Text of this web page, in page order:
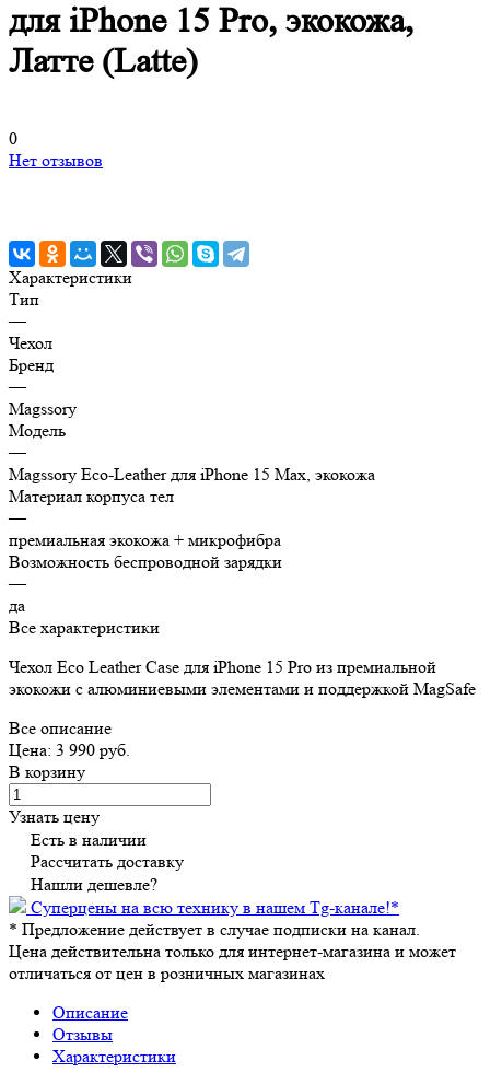
для iPhone 15 Pro, экокожа,
Латте (Latte)
0
Нет отзывов
Характеристики
Тип
—
Чехол
Бренд
—
Magssory
Модель
—
Magssory Eco-Leather для iPhone 15 Max, экокожа
Материал корпуса тел
—
премиальная экокожа + микрофибра
Возможность беспроводной зарядки
—
да
Все характеристики
Чехол Eco Leather Case для iPhone 15 Pro из премиальной
экокожи с алюминиевыми элементами и поддержкой MagSafe
Все описание
Цена: 3 990 руб.
В корзину
Узнать цену
Есть в наличии
Рассчитать доставку
Нашли дешевле?
Суперцены на всю технику в нашем Tg-канале!*
* Предложение действует в случае подписки на канал.
Цена действительна только для интернет-магазина и может
отличаться от цен в розничных магазинах
Описание
Отзывы
Характеристики